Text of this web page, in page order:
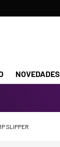
NOVEDADES
SLIPPER